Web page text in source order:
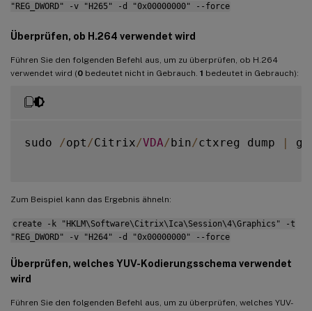
"REG_DWORD" -v "H265" -d "0x00000000" --force
Überprüfen, ob H.264 verwendet wird
Führen Sie den folgenden Befehl aus, um zu überprüfen, ob H.264
verwendet wird (0 bedeutet nicht in Gebrauch. 1 bedeutet in Gebrauch):
sudo /opt /Citrix/VDA/bin/ctxreg dump |
Zum Beispiel kann das Ergebnis ähneln:
create -k "HKLM\Software\Citrix\Ica\Session\4\Graphics" -t
"REG_DWORD" -v "H264" -d "0x00000000" --force
Überprüfen, welches YUV-Kodierungsschema verwendet
wird
Führen Sie den folgenden Befehl aus, um zu überprüfen, welches YUV-